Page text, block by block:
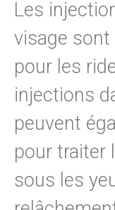
Les
visage
pour les
injections
peuvent
pour traiter
sous les